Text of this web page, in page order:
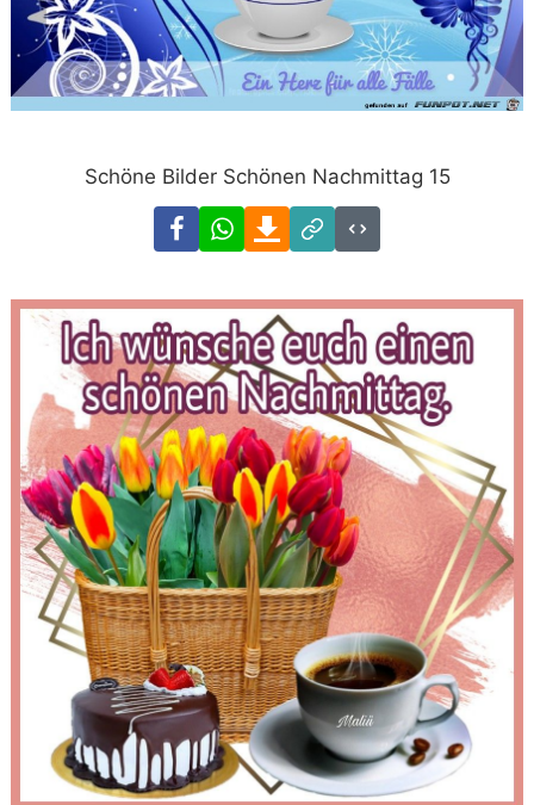
Schöne Bilder Schönen Nachmittag 15
FacebookWhatsAppDownload
Link
Code